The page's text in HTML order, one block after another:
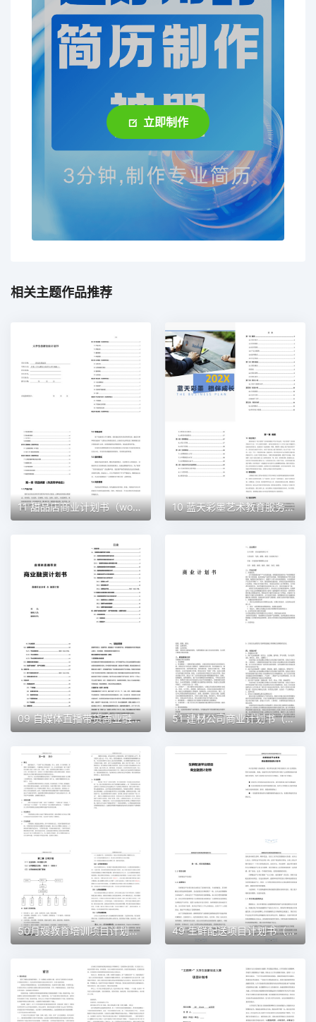
立即制作
相关主题作品推荐
11 甜品店商业计划书（word+ppt配套）创业计划书word模板 10 蓝天彩墨艺术教育服务平台商业计划书（word+ppt配套）创业计划书word模板
09 自媒体直播带货商业融资计划书（word+ppt配套）创业计划书word模板 51 建材公司商业计划书（word+ppt配套）创业计划书word模板
50月嫂教育培训项目计划书（word＋ppt配套）创业计划书word模板 49 生鲜配送项目计划书（word＋ppt配套）创业计划书word模板